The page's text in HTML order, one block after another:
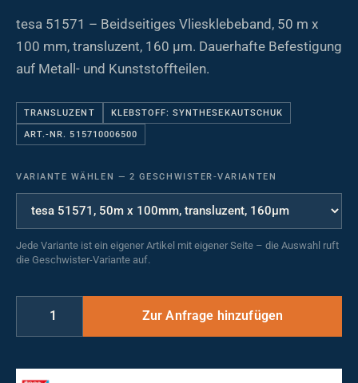
tesa 51571 – Beidseitiges Vliesklebeband, 50 m x
100 mm, transluzent, 160 µm. Dauerhafte Befestigung
auf Metall- und Kunststoffteilen.
TRANSLUZENT KLEBSTOFF: SYNTHESEKAUTSCHUK
ART.-NR. 515710006500
VARIANTE WÄHLEN — 2 GESCHWISTER-VARIANTEN
Jede Variante ist ein eigener Artikel mit eigener Seite – die Auswahl ruft
die Geschwister-Variante auf.